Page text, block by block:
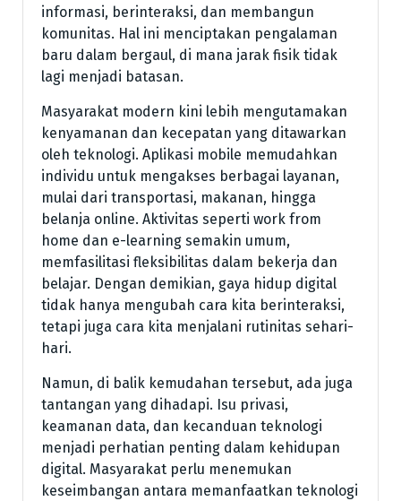
informasi, berinteraksi, dan membangun
komunitas. Hal ini menciptakan pengalaman
baru dalam bergaul, di mana jarak fisik tidak
lagi menjadi batasan.
Masyarakat modern kini lebih mengutamakan
kenyamanan dan kecepatan yang ditawarkan
oleh teknologi. Aplikasi mobile memudahkan
individu untuk mengakses berbagai layanan,
mulai dari transportasi, makanan, hingga
belanja online. Aktivitas seperti work from
home dan e-learning semakin umum,
memfasilitasi fleksibilitas dalam bekerja dan
belajar. Dengan demikian, gaya hidup digital
tidak hanya mengubah cara kita berinteraksi,
tetapi juga cara kita menjalani rutinitas sehari-
hari.
Namun, di balik kemudahan tersebut, ada juga
tantangan yang dihadapi. Isu privasi,
keamanan data, dan kecanduan teknologi
menjadi perhatian penting dalam kehidupan
digital. Masyarakat perlu menemukan
keseimbangan antara memanfaatkan teknologi